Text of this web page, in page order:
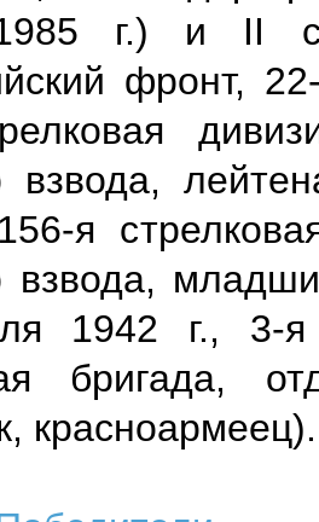
г.) и II
фронт,
взвода,
я
взвода,
1942 г., 3-
бригада,
красноармеец).